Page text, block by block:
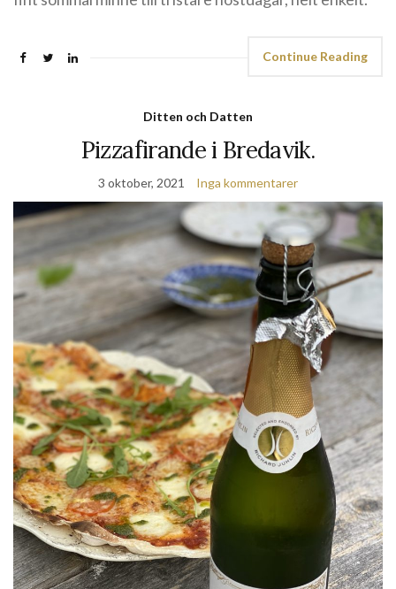
Continue Reading
Ditten och Datten
Pizzafirande i Bredavik.
3 oktober, 2021 Inga kommentarer